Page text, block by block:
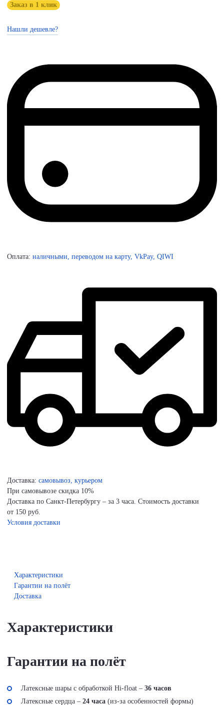
Заказ в 1 клик
Нашли дешевле?
Оплата: наличными, переводом на карту, VkPay, QIWI
Доставка: самовывоз, курьером
При самовывозе скидка 10%
Доставка по Санкт-Петербургу – за 3 часа. Стоимость доставки
от 150 руб.
Условия доставки
Характеристики
Гарантии на полёт
Доставка
Характеристики
Гарантии на полёт
Латексные шары с обработкой Hi-float – 36 часов
Латексные сердца – 24 часа (из-за особенностей формы)